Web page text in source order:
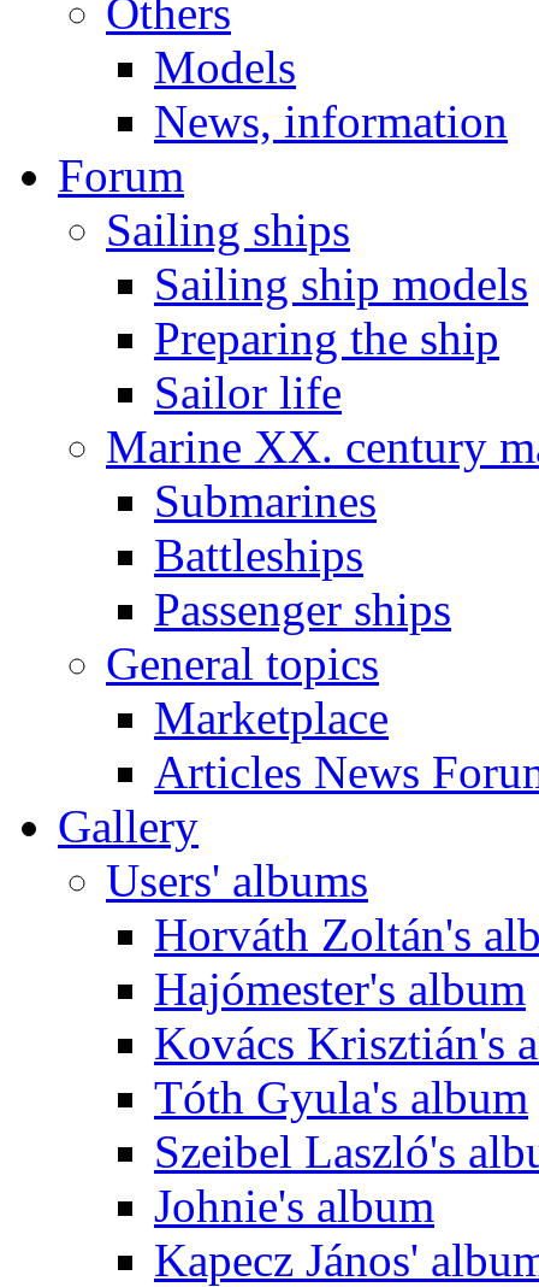
Others
Models
News, information
Forum
Sailing ships
Sailing ship models
Preparing the ship
Sailor life
Marine XX. century
Submarines
Battleships
Passenger ships
General topics
Marketplace
Articles News
Gallery
Users' albums
Horváth Zoltán's
Hajómester's album
Kovács Krisztián's
Tóth Gyula's album
Szeibel Laszló's
Johnie's album
Kapecz János'